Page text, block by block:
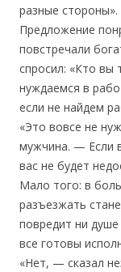
разные стороны».
Предложение
повстречали
спросил: «Кто вы
нуждаемся в
если не найдем
«Это вовсе не
мужчина. — Если
вас не будет
Мало того: в
разъезжать
повредит ни
все готовы
«Нет, — сказал